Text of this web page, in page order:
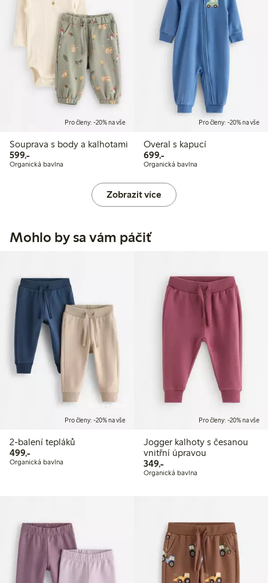
Pro členy: -20% na vše
Souprava s body a kalhotami
599,-599,00 Kč
Organická bavlna
Pro členy: -20% na vše
Overal s kapucí
699,-699,00 Kč
Organická bavlna
Zobrazit více
Mohlo by sa vám páčiť
Online edition
Pro členy: -20% na vše
2-balení tepláků
499,-499,00 Kč
Organická bavlna
Pro členy: -20% na vše
Jogger kalhoty s česanou
vnitřní úpravou
349,-349,00 Kč
Organická bavlna